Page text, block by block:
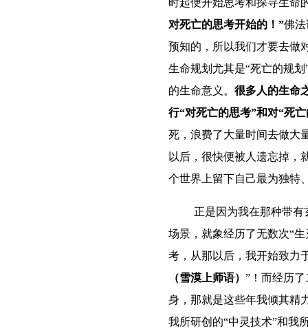
时起便开始思考和探寻生命
对死亡的思考开始的！”佛
预知的，所以我们才要去做
生命规划尤其是“死亡的规
的生命意义。 很多人的生命
行“对死亡的思考”和对“死
死，浪费了大量时间去做大
以后，很快便被人遗忘掉
个世界上留下自己最为独特
正是因为我在那种带有
场景，就象经历了无数次“
考，从那以后，我开始致力
（雪漠上师语） ”！而经历
身，那就是这些年我倾其精
我所研创的“中灵技术”和我